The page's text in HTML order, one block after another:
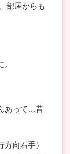
部屋からも
あって…昔
方向右手）